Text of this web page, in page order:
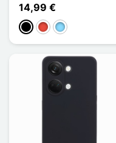
14,99 €
Schwarz
Rot Hellblau